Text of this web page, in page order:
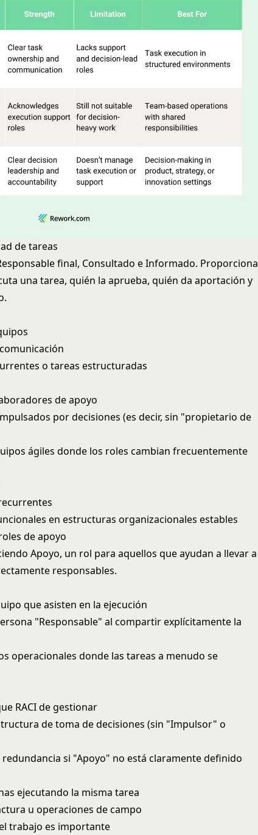
de tareas
final, Consultado e Informado. Proporciona
una tarea, quién la aprueba, quién da aportación y
o tareas estructuradas
de apoyo
por decisiones (es decir, sin "propietario de
ágiles donde los roles cambian frecuentemente
en estructuras organizacionales estables
de apoyo
Apoyo, un rol para aquellos que ayudan a llevar a
responsables.
que asisten en la ejecución
"Responsable" al compartir explícitamente la
operacionales donde las tareas a menudo se
RACI de gestionar
de toma de decisiones (sin "Impulsor" o
si "Apoyo" no está claramente definido
ejecutando la misma tarea
u operaciones de campo
trabajo es importante